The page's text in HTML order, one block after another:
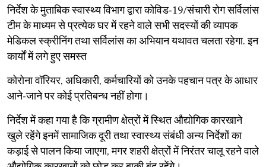
निर्देश के मुताबिक स्वास्थ्य विभाग द्वारा कोविड-19/संचारी रोग सर्विलांस
टीम के माध्यम से प्रत्येक घर में रहने वाले सभी सदस्यों की व्यापक
मेडिकल स्क्रीनिंग तथा सर्विलांस का अभियान यथावत चलता रहेगा. इन
कार्यों में लगे हुए समस्त
कोरोना वॉरियर, अधिकारी, कर्मचारियों को उनके पहचान पत्र के आधार
आने-जाने पर कोई प्रतिबन्ध नहीं होगा।
निर्देश में कहा गया है कि ग्रामीण क्षेत्रों में स्थित औद्योगिक कारखाने
खुले रहेंगे इनमें सामाजिक दूरी तथा स्वास्थ्य संबंधी अन्य निर्देशों का
कड़ाई से पालन किया जाएगा, मगर शहरी क्षेत्रों में निरंतर चालू रहने वाले